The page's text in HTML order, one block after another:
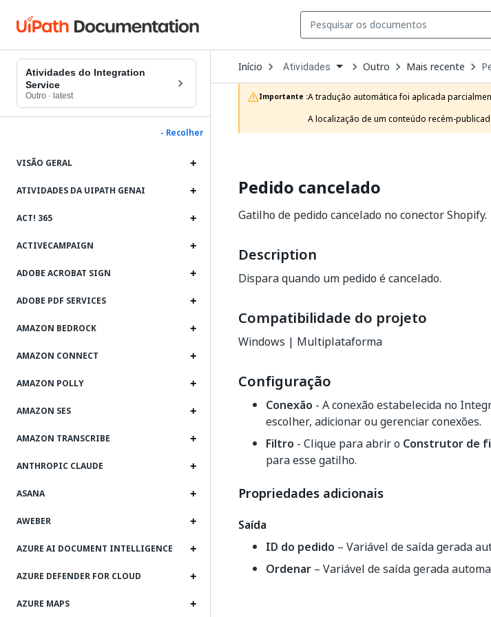
Atividades do Integration
Service
Outro · latest
- Recolher
VISÃO GERAL
ATIVIDADES DA UIPATH GENAI
ACT! 365
ACTIVECAMPAIGN
ADOBE ACROBAT SIGN
ADOBE PDF SERVICES
AMAZON BEDROCK
AMAZON CONNECT
AMAZON POLLY
AMAZON SES
AMAZON TRANSCRIBE
ANTHROPIC CLAUDE
ASANA
AWEBER
AZURE AI DOCUMENT INTELLIGENCE
AZURE DEFENDER FOR CLOUD
AZURE MAPS
Início Open
Dropdown
to
choose
product
Atividades Outro Mais recente
Importante :A tradução automática foi aplicada
A localização de um conteúdo recém-
Pedido cancelado
Gatilho de pedido cancelado no conector Shopify.
Description
Dispara quando um pedido é cancelado.
Compatibilidade do projeto
Windows | Multiplataforma
Configuração
Conexão - A conexão estabelecida no
escolher, adicionar ou gerenciar conexões.
Filtro - Clique para abrir o Construtor de
para esse gatilho.
Propriedades adicionais
Saída
ID do pedido – Variável de saída gerada
Ordenar – Variável de saída gerada